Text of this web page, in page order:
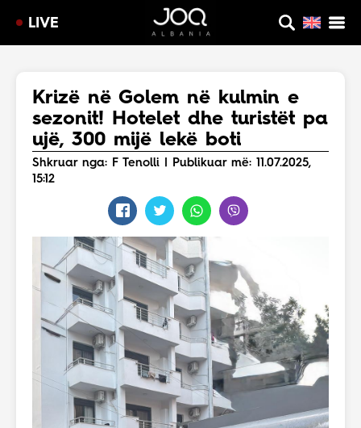
LIVE
Krizë në Golem në kulmin e
sezonit! Hotelet dhe turistët pa
ujë, 300 mijë lekë boti
Shkruar nga: F Tenolli | Publikuar më: 11.07.2025,
15:12